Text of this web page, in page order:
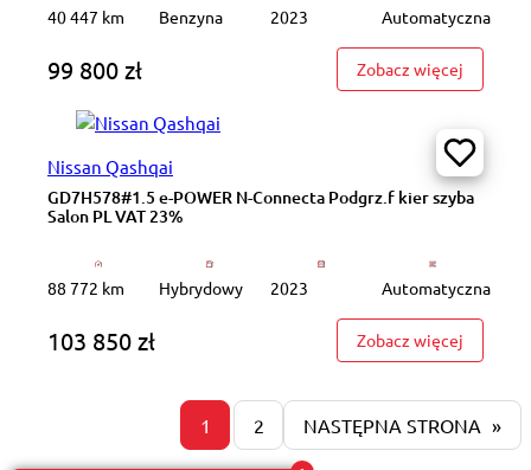
40 447 km Benzyna 2023 Automatyczna
99 800 zł Zobacz więcej
Nissan Qashqai
GD7H578#1.5 e-POWER N-Connecta Podgrz.f kier szyba
Salon PL VAT 23%
88 772 km Hybrydowy 2023 Automatyczna
103 850 zł Zobacz więcej
1 2 NASTĘPNA STRONA »